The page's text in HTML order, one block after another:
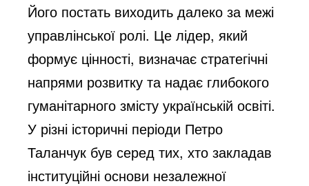
Його постать виходить далеко за межі
управлінської ролі. Це лідер, який
формує цінності, визначає стратегічні
напрями розвитку та надає глибокого
гуманітарного змісту українській освіті.
У різні історичні періоди Петро
Таланчук був серед тих, хто закладав
інституційні основи незалежної